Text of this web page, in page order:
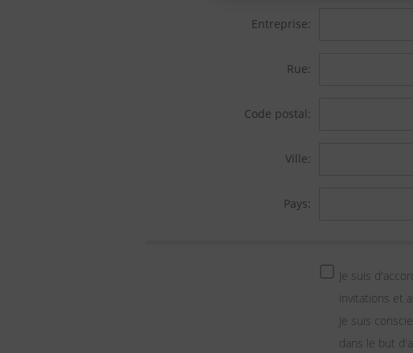
Entreprise:
Rue:
Code postal:
Ville:
Pays:
Je suis
invitations et
Je suis
dans le but